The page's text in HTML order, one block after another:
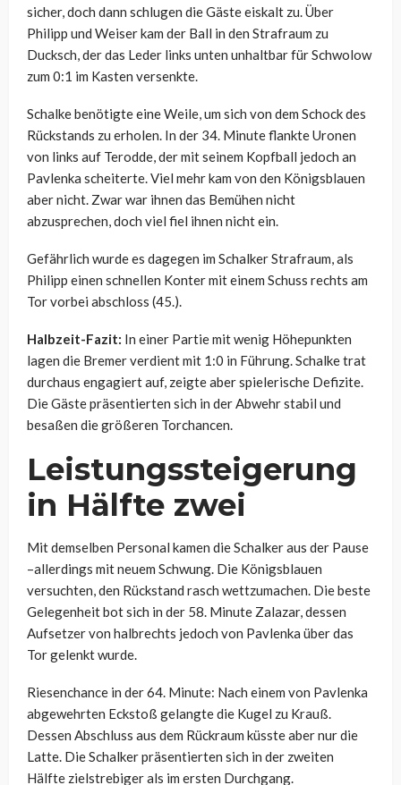
sicher, doch dann schlugen die Gäste eiskalt zu. Über
Philipp und Weiser kam der Ball in den Strafraum zu
Ducksch, der das Leder links unten unhaltbar für Schwolow
zum 0:1 im Kasten versenkte.
Schalke benötigte eine Weile, um sich von dem Schock des
Rückstands zu erholen. In der 34. Minute flankte Uronen
von links auf Terodde, der mit seinem Kopfball jedoch an
Pavlenka scheiterte. Viel mehr kam von den Königsblauen
aber nicht. Zwar war ihnen das Bemühen nicht
abzusprechen, doch viel fiel ihnen nicht ein.
Gefährlich wurde es dagegen im Schalker Strafraum, als
Philipp einen schnellen Konter mit einem Schuss rechts am
Tor vorbei abschloss (45.).
Halbzeit-Fazit: In einer Partie mit wenig Höhepunkten
lagen die Bremer verdient mit 1:0 in Führung. Schalke trat
durchaus engagiert auf, zeigte aber spielerische Defizite.
Die Gäste präsentierten sich in der Abwehr stabil und
besaßen die größeren Torchancen.
Leistungssteigerung
in Hälfte zwei
Mit demselben Personal kamen die Schalker aus der Pause
–allerdings mit neuem Schwung. Die Königsblauen
versuchten, den Rückstand rasch wettzumachen. Die beste
Gelegenheit bot sich in der 58. Minute Zalazar, dessen
Aufsetzer von halbrechts jedoch von Pavlenka über das
Tor gelenkt wurde.
Riesenchance in der 64. Minute: Nach einem von Pavlenka
abgewehrten Eckstoß gelangte die Kugel zu Krauß.
Dessen Abschluss aus dem Rückraum küsste aber nur die
Latte. Die Schalker präsentierten sich in der zweiten
Hälfte zielstrebiger als im ersten Durchgang.